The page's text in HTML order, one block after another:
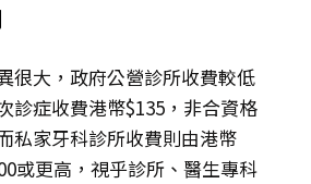
很大，政府公營診所收費較低
診症收費港幣$135，非合資格
私家牙科診所收費則由港幣
或更高，視乎診所、醫生專科